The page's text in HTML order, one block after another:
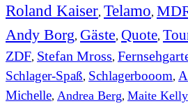
Roland Kaiser, Telamo,
Andy Borg, Gäste, Quote,
ZDF, Stefan Mross,
Schlager-Spaß, Schlagerbooom,
Michelle, Andrea Berg, Maite Kelly